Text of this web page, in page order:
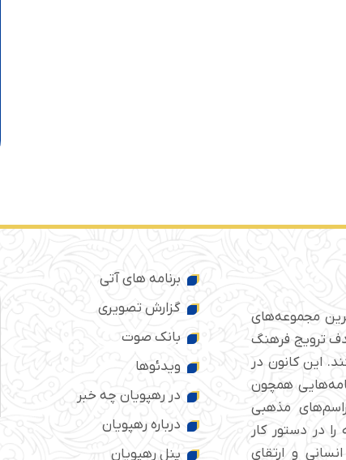
مجموعه‌های
ایران است که از سال ۱۳۷۶ با هدف ترویج فرهنگ
این کانون در
همچون
مذهبی
در دستور کار
و ارتقای
برنامه های آتی
گزارش تصویری
بانک صوت
ویدئوها
در رهپویان چه خبر
درباره رهپویان
پنل رهپویان